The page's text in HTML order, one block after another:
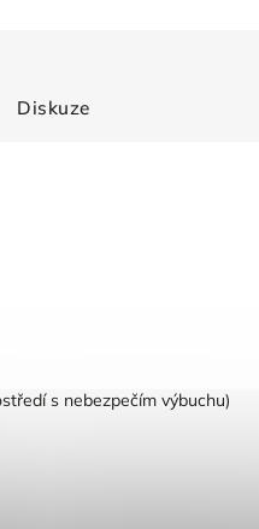
Diskuze
s nebezpečím výbuchu)